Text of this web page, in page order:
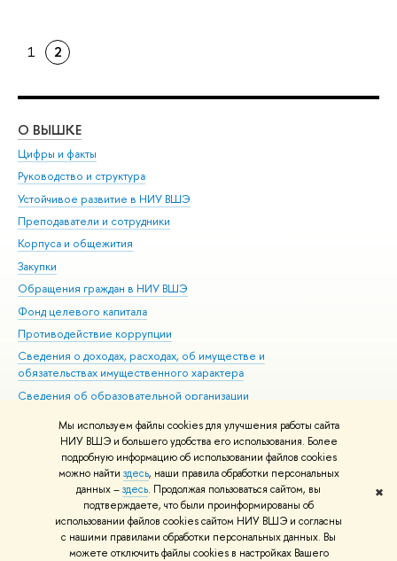
Мы используем файлы cookies для улучшения работы сайта
НИУ ВШЭ и большего удобства его использования. Более
подробную информацию об использовании файлов cookies
можно найти здесь, наши правила обработки персональных
данных –здесь. Продолжая пользоваться сайтом, вы
подтверждаете, что были проинформированы об
использовании файлов cookies сайтом НИУ ВШЭ и согласны
с нашими правилами обработки персональных данных. Вы
можете отключить файлы cookies в настройках Вашего
✖
1 2
О ВЫШКЕ
Цифры и факты
Руководство и структура
Устойчивое развитие в НИУ ВШЭ
Преподаватели и сотрудники
Корпуса и общежития
Закупки
Обращения граждан в НИУ ВШЭ
Фонд целевого капитала
Противодействие коррупции
Сведения о доходах, расходах, об имуществе и
обязательствах имущественного характера
Сведения об образовательной организации
Людям с ограниченными возможностями здоровья
Единая платежная страница
Работа в Вышке
© НИУ ВШЭ 1993–2026 Адреса и контакты Условия использования
материалов Политика конфиденциальности Карта сайта
Шрифты HSE Sans и HSE Slab разработаны вШколе дизайна НИУ ВШЭ